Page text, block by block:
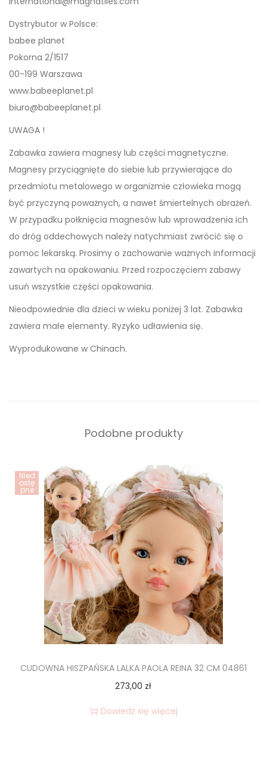
Dystrybutor w Polsce:
babee planet
Pokorna 2/1517
00-199 Warszawa
www.babeeplanet.pl
biuro@babeeplanet.pl
UWAGA !
Zabawka zawiera magnesy lub części magnetyczne.
Magnesy przyciągnięte do siebie lub przywierające do
przedmiotu metalowego w organizmie człowieka mogą
być przyczyną poważnych, a nawet śmiertelnych obrażeń.
W przypadku połknięcia magnesów lub wprowadzenia ich
do dróg oddechowych należy natychmiast zwrócić się o
pomoc lekarską. Prosimy o zachowanie ważnych informacji
zawartych na opakowaniu. Przed rozpoczęciem zabawy
usuń wszystkie części opakowania.
Nieodpowiednie dla dzieci w wieku poniżej 3 lat. Zabawka
zawiera małe elementy. Ryzyko udławienia się.
Wyprodukowane w Chinach.
Podobne produkty
Nied
ostę
pne
CUDOWNA HISZPAŃSKA LALKA PAOLA REINA 32 CM 04861
273,00 zł
Dowiedz się więcej